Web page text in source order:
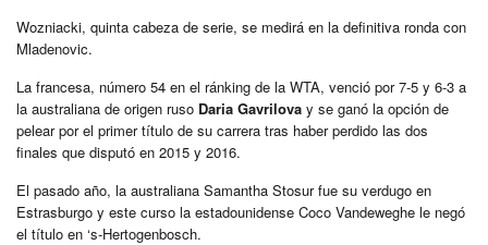
Wozniacki, quinta cabeza de serie, se medirá en la definitiva ronda con
Mladenovic.
La francesa, número 54 en el ránking de la WTA, venció por 7-5 y 6-3 a
la australiana de origen ruso Daria Gavrilova y se ganó la opción de
pelear por el primer título de su carrera tras haber perdido las dos
finales que disputó en 2015 y 2016.
El pasado año, la australiana Samantha Stosur fue su verdugo en
Estrasburgo y este curso la estadounidense Coco Vandeweghe le negó
el título en ‘s-Hertogenbosch.